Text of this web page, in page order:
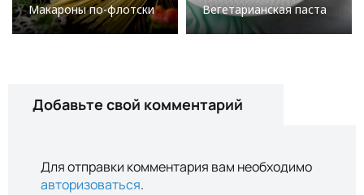
Макароны по-флотски Вегетарианская паста
Добавьте свой комментарий
Для отправки комментария вам необходимо
авторизоваться.